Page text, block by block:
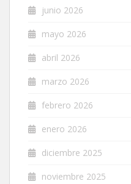
junio 2026
mayo 2026
abril 2026
marzo 2026
febrero 2026
enero 2026
diciembre 2025
noviembre 2025